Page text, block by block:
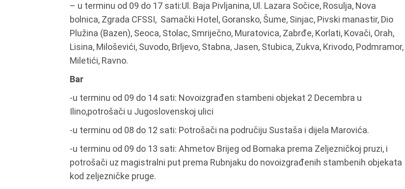
– u terminu od 09 do 17 sati:Ul. Baja Pivljanina, Ul. Lazara Sočice, Rosulja, Nova
bolnica, Zgrada CFSSI, Samački Hotel, Goransko, Šume, Sinjac, Pivski manastir, Dio
Plužina (Bazen), Seoca, Stolac, Smriječno, Muratovica, Zabrđe, Korlati, Kovači, Orah,
Lisina, Miloševići, Suvodo, Brljevo, Stabna, Jasen, Stubica, Zukva, Krivodo, Podmramor,
Miletići, Ravno.
Bar
-u terminu od 09 do 14 sati: Novoizgrađen stambeni objekat 2 Decembra u
Ilino,potrošači u Jugoslovenskoj ulici
-u terminu od 08 do 12 sati: Potrošači na područiju Sustaša i dijela Marovića.
-u terminu od 09 do 13 sati: Ahmetov Brijeg od Bomaka prema Zeljezničkoj pruzi, i
potrošači uz magistralni put prema Rubnjaku do novoizgrađenih stambenih objekata
kod zeljezničke pruge.